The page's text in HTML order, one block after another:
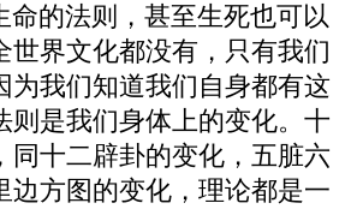
命的法则，甚至生死也可以
世界文化都没有，只有我们
为我们知道我们自身都有这
则是我们身体上的变化。十
同十二辟卦的变化，五脏六
边方图的变化，理论都是一